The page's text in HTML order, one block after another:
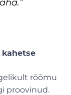
rõõmu
proovinud.